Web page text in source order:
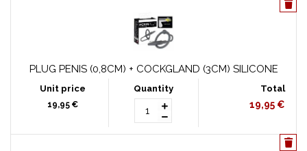
PLUG PENIS (0,8CM) + COCKGLAND (3CM) SILICONE
19,95 € 19,95 €